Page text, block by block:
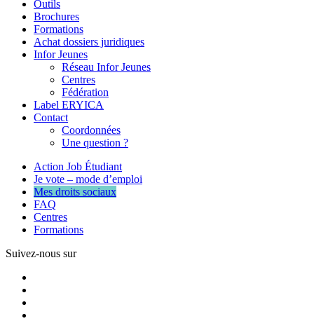
Outils
Brochures
Formations
Achat dossiers juridiques
Infor Jeunes
Réseau Infor Jeunes
Centres
Fédération
Label ERYICA
Contact
Coordonnées
Une question ?
Action Job Étudiant
Je vote – mode d’emploi
Mes droits sociaux
FAQ
Centres
Formations
Suivez-nous sur